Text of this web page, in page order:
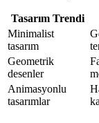
Tasarım Trendi
Minimalist
tasarım
Geometrik
desenler
Animasyonlu
tasarımlar